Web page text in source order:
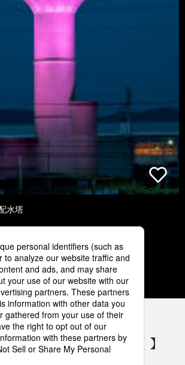
水塔
2 3 4 5
クの電気設備 SNSアカウント